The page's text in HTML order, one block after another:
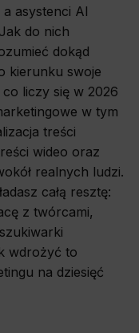
for you to use the site.
use the site, how they came to the site, and
effectiveness of actions taken and content
user based on browsing history and habits and
providing him or her with the marketing,
asystenci AI
do nich
dokąd
kierunku swoje
liczy się w 2026
w tym
treści
wideo oraz
realnych ludzi.
całą resztę:
z twórcami,
wdrożyć to
na dziesięć